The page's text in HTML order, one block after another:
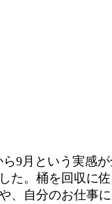
9月という実感
た。桶を回収に
、自分のお仕事